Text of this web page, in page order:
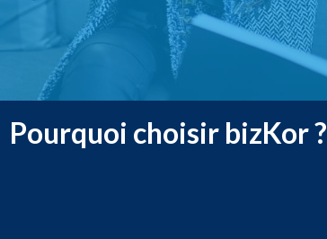
Pourquoi choisir bizKor ?